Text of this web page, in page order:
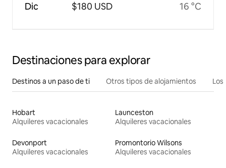
Dic $180 USD 16 °C
Destinaciones para explorar
Destinos a un paso de ti Otros tipos de alojamientos
Hobart
Alquileres vacacionales
Launceston
Alquileres vacacionales
Devonport
Alquileres vacacionales
Promontorio Wilsons
Alquileres vacacionales